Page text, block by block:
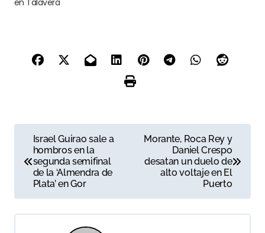
en Talavera
a
e
Israel Guirao sale a
hombros en la
segunda semifinal
de la ‘Almendra de
Plata’ en Gor
Morante, Roca Rey y
Daniel Crespo
desatan un duelo de
alto voltaje en El
Puerto